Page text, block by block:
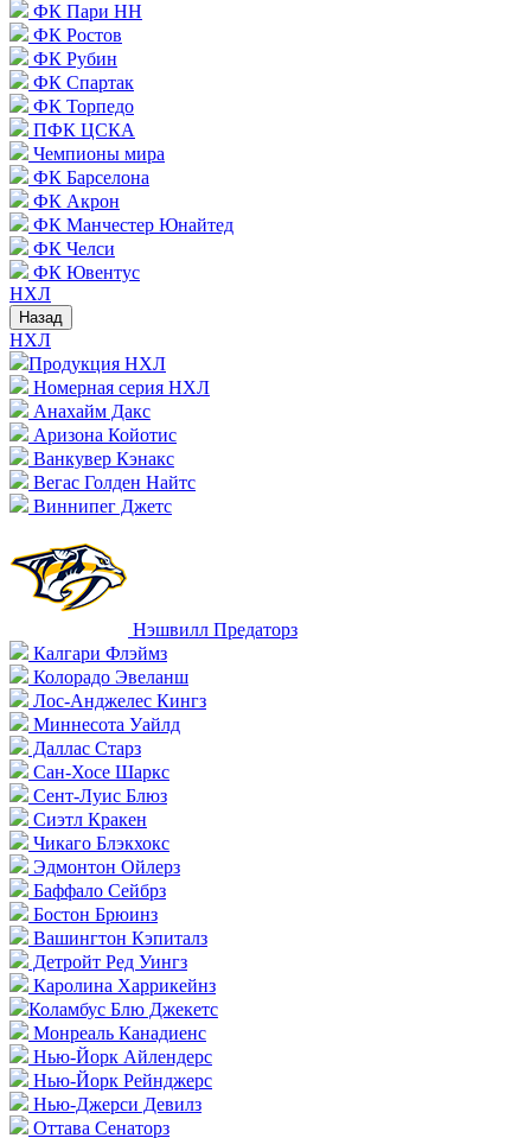
ФК Пари НН
ФК Ростов
ФК Рубин
ФК Спартак
ФК Торпедо
ПФК ЦСКА
Чемпионы мира
ФК Барселона
ФК Акрон
ФК Манчестер Юнайтед
ФК Челси
ФК Ювентус
НХЛ
Назад
НХЛ
Продукция НХЛ
Номерная серия НХЛ
Анахайм Дакс
Аризона Койотис
Ванкувер Кэнакс
Вегас Голден Найтс
Виннипег Джетс
Нэшвилл Предаторз
Калгари Флэймз
Колорадо Эвеланш
Лос-Анджелес Кингз
Миннесота Уайлд
Даллас Старз
Сан-Хосе Шаркс
Сент-Луис Блюз
Сиэтл Кракен
Чикаго Блэкхокс
Эдмонтон Ойлерз
Баффало Сейбрз
Бостон Брюинз
Вашингтон Кэпиталз
Детройт Ред Уингз
Каролина Харрикейнз
Коламбус Блю Джекетс
Монреаль Канадиенс
Нью-Йорк Айлендерс
Нью-Йорк Рейнджерс
Нью-Джерси Девилз
Оттава Сенаторз